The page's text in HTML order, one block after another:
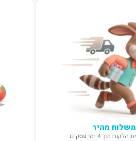
משלוח מהיר
תוך 4 ימי עסקים